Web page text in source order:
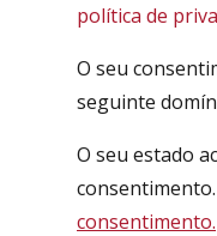
política de
O seu
seguinte
O seu estado
consentimento.
consentimento.